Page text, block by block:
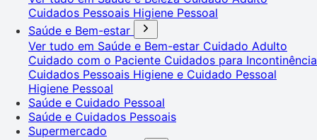
Cuidados Pessoais Higiene Pessoal
Saúde e Bem-estar
Ver tudo em Saúde e Bem-estar Cuidado Adulto
Cuidado com o Paciente Cuidados para Incontinência
Cuidados Pessoais Higiene e Cuidado Pessoal
Higiene Pessoal
Saúde e Cuidado Pessoal
Saúde e Cuidados Pessoais
Supermercado